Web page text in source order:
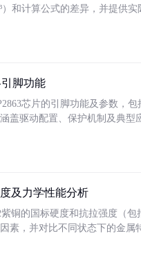
）和计算公式的差异，并提供
脚功能
芯片的引脚功能及参数，
盖驱动配置、保护机制及典
及力学性能分析
铜的国标硬度和抗拉强度（包
素，并对比不同状态下的金属